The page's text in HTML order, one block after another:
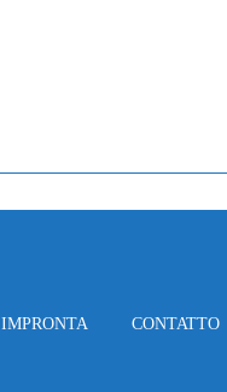
IMPRONTA
CONTATTO